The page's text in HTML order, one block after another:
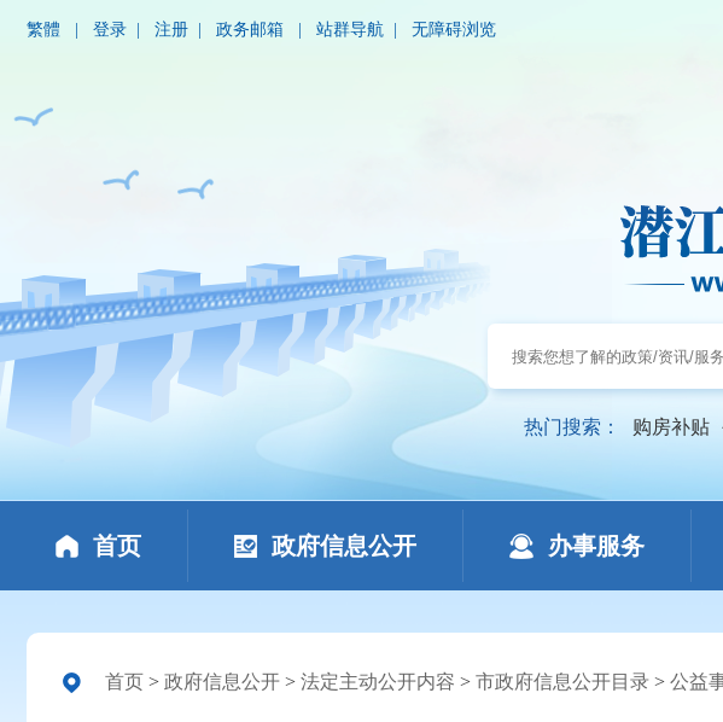
繁體 登录 注册 政务邮箱 站群导航 无障碍浏览
热门搜索： 购房补贴
首页 政府信息公开 办事服务
首页 > 政府信息公开 > 法定主动公开内容 > 市政府信息公开目录 > 公益